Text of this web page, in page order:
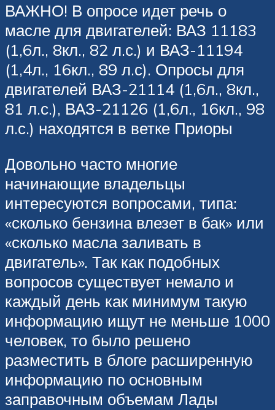
ВАЖНО! В опросе идет речь о
масле для двигателей: ВАЗ 11183
(1,6л., 8кл., 82 л.с.) и ВАЗ-11194
(1,4л., 16кл., 89 л.с). Опросы для
двигателей ВАЗ-21114 (1,6л., 8кл.,
81 л.с.), ВАЗ-21126 (1,6л., 16кл., 98
л.с.) находятся в ветке Приоры
Довольно часто многие
начинающие владельцы
интересуются вопросами, типа:
«сколько бензина влезет в бак» или
«сколько масла заливать в
двигатель». Так как подобных
вопросов существует немало и
каждый день как минимум такую
информацию ищут не меньше 1000
человек, то было решено
разместить в блоге расширенную
информацию по основным
заправочным объемам Лады